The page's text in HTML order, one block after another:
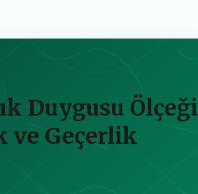
Duygusu Ölçeği
ve Geçerlik